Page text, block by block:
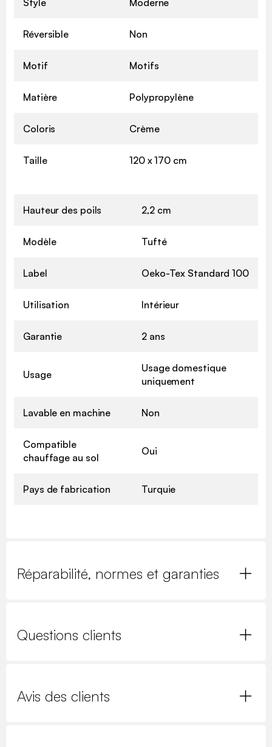
Réversible Non
Motif Motifs
Matière Polypropylène
Coloris Crème
Taille 120 x 170 cm
Hauteur des poils 2,2 cm
Modèle Tufté
Label Oeko-Tex Standard 100
Utilisation Intérieur
Garantie 2 ans
Usage
Usage domestique
uniquement
Lavable en machine Non
Compatible
chauffage au sol
Oui
Pays de fabrication Turquie
Réparabilité, normes et garanties
Questions clients
Avis des clients